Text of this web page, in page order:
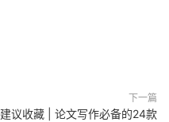
下一篇
建议收藏 | 论文写作必备的24款